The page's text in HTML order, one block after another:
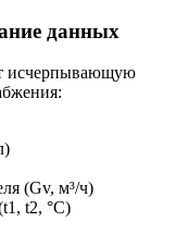
данных
исчерпывающую
(Gv, м³/ч)
t2, °C)